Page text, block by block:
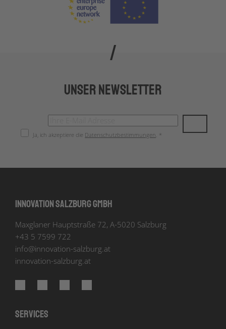
Unser Newsletter
Ja, ich akzeptiere die Datenschutzbestimmungen. *
Innovation Salzburg GmbH
Maxglaner Hauptstraße 72, A-5020 Salzburg
+43 5 7599 722
info@innovation-salzburg.at
innovation-salzburg.at
Services